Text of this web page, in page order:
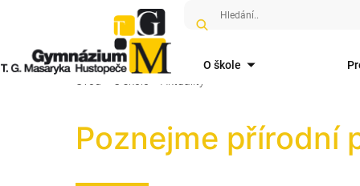
O škole
Poznejme přírodní